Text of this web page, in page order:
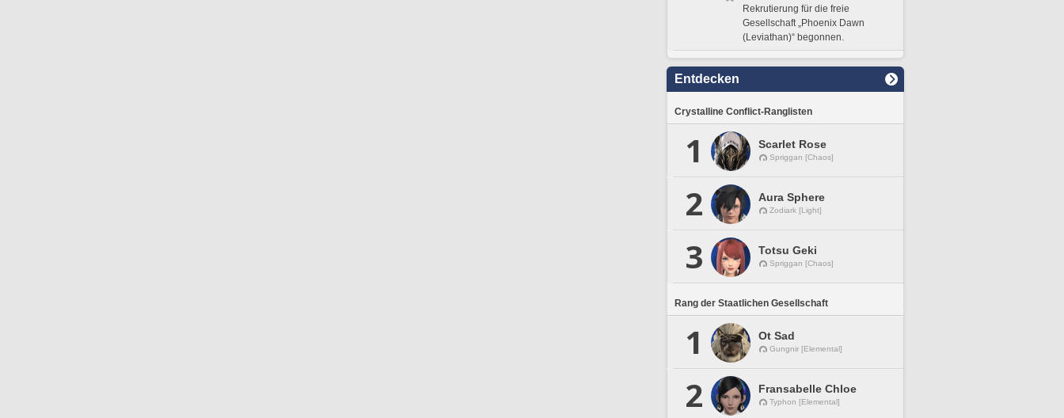
Rekrutierung für die freie
Gesellschaft „Phoenix Dawn
(Leviathan)“ begonnen.
Entdecken
Crystalline Conflict-Ranglisten
1 Scarlet Rose
Spriggan [Chaos]
2 Aura Sphere
Zodiark [Light]
3 Totsu Geki
Spriggan [Chaos]
Rang der Staatlichen Gesellschaft
1 Ot Sad
Gungnir [Elemental]
2 Fransabelle Chloe
Typhon [Elemental]